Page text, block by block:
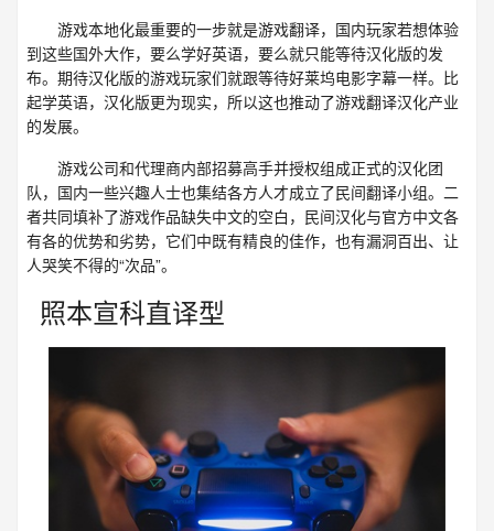
游戏本地化最重要的一步就是游戏翻译，国内玩家若想体验
到这些国外大作，要么学好英语，要么就只能等待汉化版的发
布。期待汉化版的游戏玩家们就跟等待好莱坞电影字幕一样。比
起学英语，汉化版更为现实，所以这也推动了游戏翻译汉化产业
的发展。
游戏公司和代理商内部招募高手并授权组成正式的汉化团
队，国内一些兴趣人士也集结各方人才成立了民间翻译小组。二
者共同填补了游戏作品缺失中文的空白，民间汉化与官方中文各
有各的优势和劣势，它们中既有精良的佳作，也有漏洞百出、让
人哭笑不得的“次品”。
照本宣科直译型